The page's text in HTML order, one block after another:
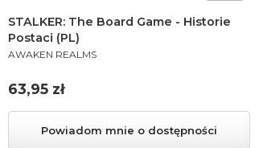
STALKER: The Board Game - Historie
Postaci (PL)
PRODUCENT
AWAKEN REALMS
Cena
63,95 zł
Powiadom mnie o dostępności